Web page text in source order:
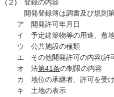
(２) 登録の内容
開発登録簿は調書及び規則
ア 開発許可年月日
イ
予定建築物等の用途、敷
ウ
公共施設の種類
エ その他開発許可の内容(許
オ 法第41条の制限の内容
カ
地位の承継者、許可を受
キ 土地の表示